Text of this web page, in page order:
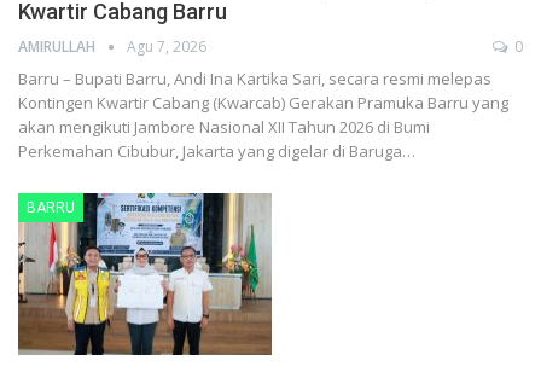
Kwartir Cabang Barru
AMIRULLAH Agu 7, 2026 0
Barru – Bupati Barru, Andi Ina Kartika Sari, secara resmi melepas
Kontingen Kwartir Cabang (Kwarcab) Gerakan Pramuka Barru yang
akan mengikuti Jambore Nasional XII Tahun 2026 di Bumi
Perkemahan Cibubur, Jakarta yang digelar di Baruga…
BARRU